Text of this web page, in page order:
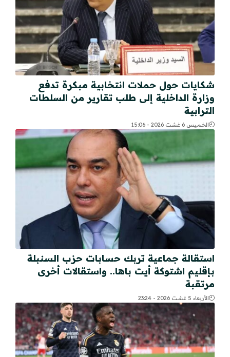
شكايات حول حملات انتخابية مبكرة تدفع
وزارة الداخلية إلى طلب تقارير من السلطات
الترابية
الخميس 6 غشت 2026 - 15:06
استقالة جماعية تربك حسابات حزب السنبلة
بإقليم اشتوكة أيت باها.. واستقالات أخرى
مرتقبة
الأربعاء 5 غشت 2026 - 23:24